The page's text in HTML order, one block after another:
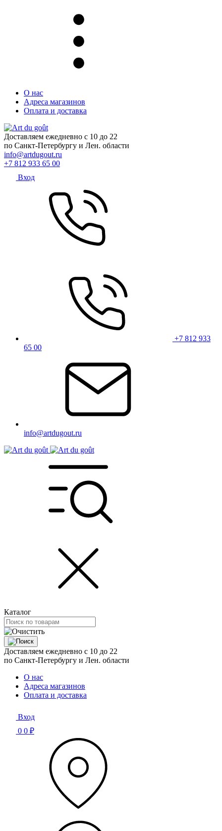
О нас
Адреса магазинов
Оплата и доставка
Доставляем ежедневно с 10 до 22
по Санкт-Петербургу и Лен. области
info@artdugout.ru
+7 812 933 65 00
Вход
+7 812 933
65 00
info@artdugout.ru
Каталог
Доставляем ежедневно с 10 до 22
по Санкт-Петербургу и Лен. области
О нас
Адреса магазинов
Оплата и доставка
Вход
0 0 ₽